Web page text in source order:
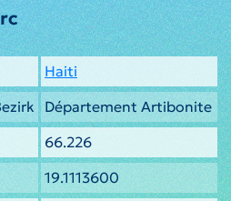
Haiti
Département Artibonite
66.226
19.1113600